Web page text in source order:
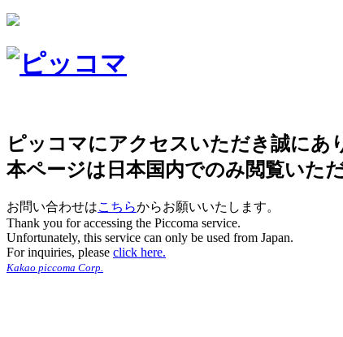
ピッコマにアクセスいただき誠にあ
本ページは日本国内でのみ閲覧いただ
お問い合わせはこちらからお願いいたします。
Thank you for accessing the Piccoma service.
Unfortunately, this service can only be used from Japan.
For inquiries, please click here.
Kakao piccoma Corp.